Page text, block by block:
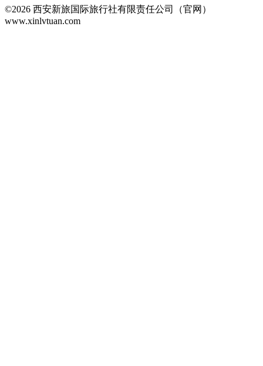
©2026 西安新旅国际旅行社有限责任公司（官网）
www.xinlvtuan.com